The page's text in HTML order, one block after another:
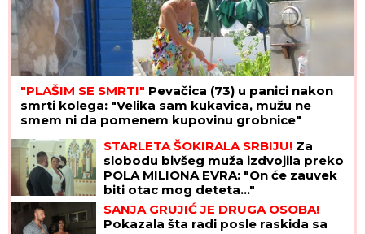
"PLAŠIM SE SMRTI" Pevačica (73) u panici nakon
smrti kolega: "Velika sam kukavica, mužu ne
smem ni da pomenem kupovinu grobnice"
STARLETA ŠOKIRALA SRBIJU! Za
slobodu bivšeg muža izdvojila preko
POLA MILIONA EVRA: "On će zauvek
biti otac mog deteta..."
SANJA GRUJIĆ JE DRUGA OSOBA!
Pokazala šta radi posle raskida sa